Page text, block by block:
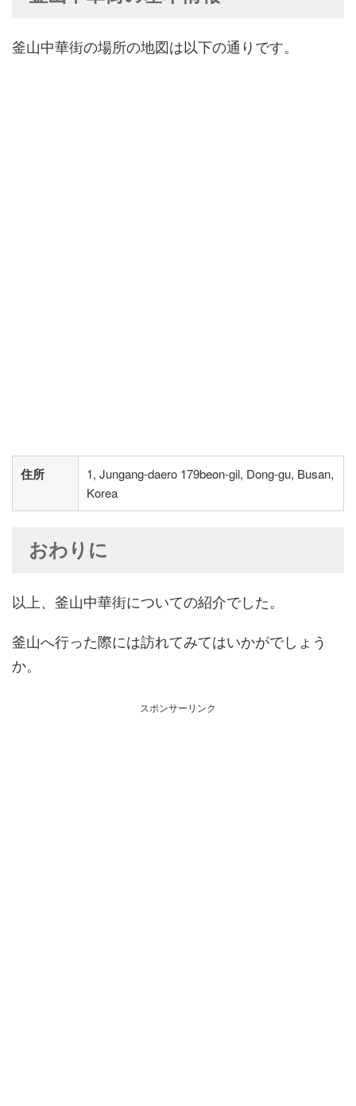
釜山中華街の場所の地図は以下の通りです。
住所
1, Jungang-daero 179beon-gil, Dong-gu, Busan,
Korea
おわりに
以上、釜山中華街についての紹介でした。
釜山へ行った際には訪れてみてはいかがでしょう
か。
スポンサーリンク